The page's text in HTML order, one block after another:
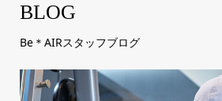
BLOG
Be＊AIRスタッフブログ